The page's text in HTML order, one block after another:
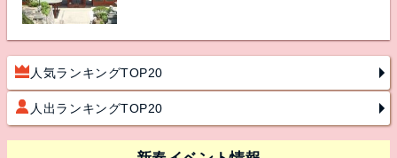
人気ランキングTOP20
人出ランキングTOP20